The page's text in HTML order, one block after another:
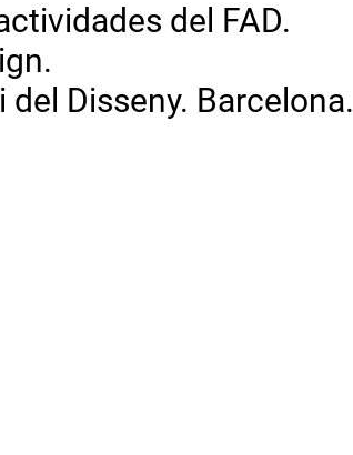
del FAD.
Disseny. Barcelona.